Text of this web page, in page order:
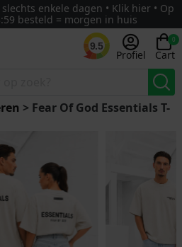
slechts enkele dagen • Klik hier • Op
besteld = morgen in huis
9.5
Profiel
0
Cart
> Fear Of God Essentials T-